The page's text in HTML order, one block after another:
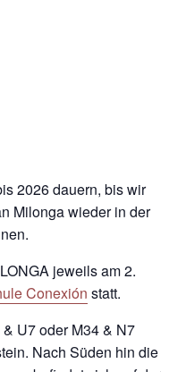
2026 dauern, bis wir
Milonga wieder in der
jeweils am 2.
Conexión statt.
U7 oder M34 & N7
Nach Süden hin die